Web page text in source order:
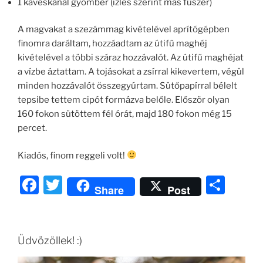
1 kávéskanál gyömbér (ízlés szerint más fűszer)
A magvakat a szezámmag kivételével aprítógépben
finomra daráltam, hozzáadtam az útifű maghéj
kivételével a többi száraz hozzávalót. Az útifű maghéjat
a vízbe áztattam. A tojásokat a zsírral kikevertem, végül
minden hozzávalót összegyúrtam. Sütőpapírral bélelt
tepsibe tettem cipót formázva belőle. Először olyan
160 fokon sütöttem fél órát, majd 180 fokon még 15
percet.
Kiadós, finom reggeli volt!
F
e
T
w
er
Share Post
Üdvözöllek! :)